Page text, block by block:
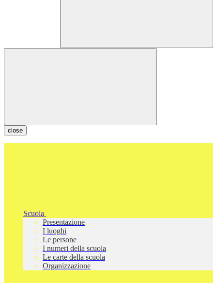
close
Scuola
Presentazione
I luoghi
Le persone
I numeri della scuola
Le carte della scuola
Organizzazione